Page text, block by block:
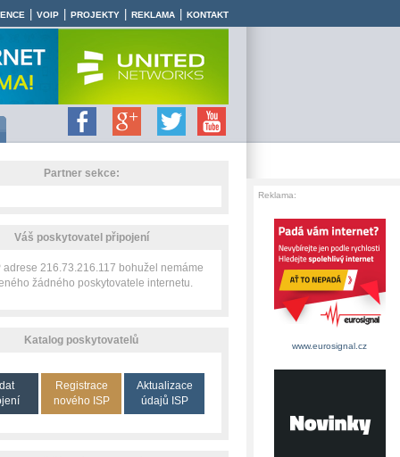
VOIP PROJEKTY REKLAMA KONTAKT
Partner sekce:
Váš poskytovatel připojení
adrese 216.73.216.117 bohužel nemáme
žádného poskytovatele internetu.
Katalog poskytovatelů
Registrace
nového ISP
Aktualizace
údajů ISP
Reklama:
www.eurosignal.cz